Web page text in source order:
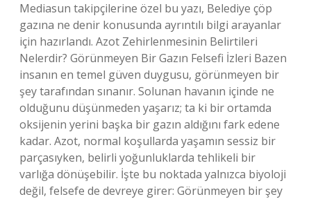
Mediasun takipçilerine özel bu yazı, Belediye çöp
gazına ne denir konusunda ayrıntılı bilgi arayanlar
için hazırlandı. Azot Zehirlenmesinin Belirtileri
Nelerdir? Görünmeyen Bir Gazın Felsefi İzleri Bazen
insanın en temel güven duygusu, görünmeyen bir
şey tarafından sınanır. Solunan havanın içinde ne
olduğunu düşünmeden yaşarız; ta ki bir ortamda
oksijenin yerini başka bir gazın aldığını fark edene
kadar. Azot, normal koşullarda yaşamın sessiz bir
parçasıyken, belirli yoğunluklarda tehlikeli bir
varlığa dönüşebilir. İşte bu noktada yalnızca biyoloji
değil, felsefe de devreye girer: Görünmeyen bir şey